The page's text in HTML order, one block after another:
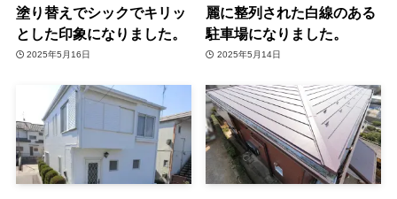
塗り替えでシックでキリッ
とした印象になりました。
2025年5月16日
麗に整列された白線のある
駐車場になりました。
2025年5月14日